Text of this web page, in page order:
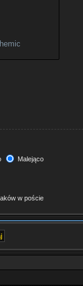
Malejąco
w poście